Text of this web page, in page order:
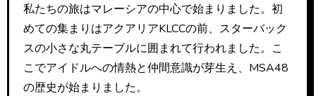
私たちの旅はマレーシアの中心で始まりました。初
めての集まりはアクアリアKLCCの前、スターバック
スの小さな丸テーブルに囲まれて行われました。こ
こでアイドルへの情熱と仲間意識が芽生え、MSA48
の歴史が始まりました。